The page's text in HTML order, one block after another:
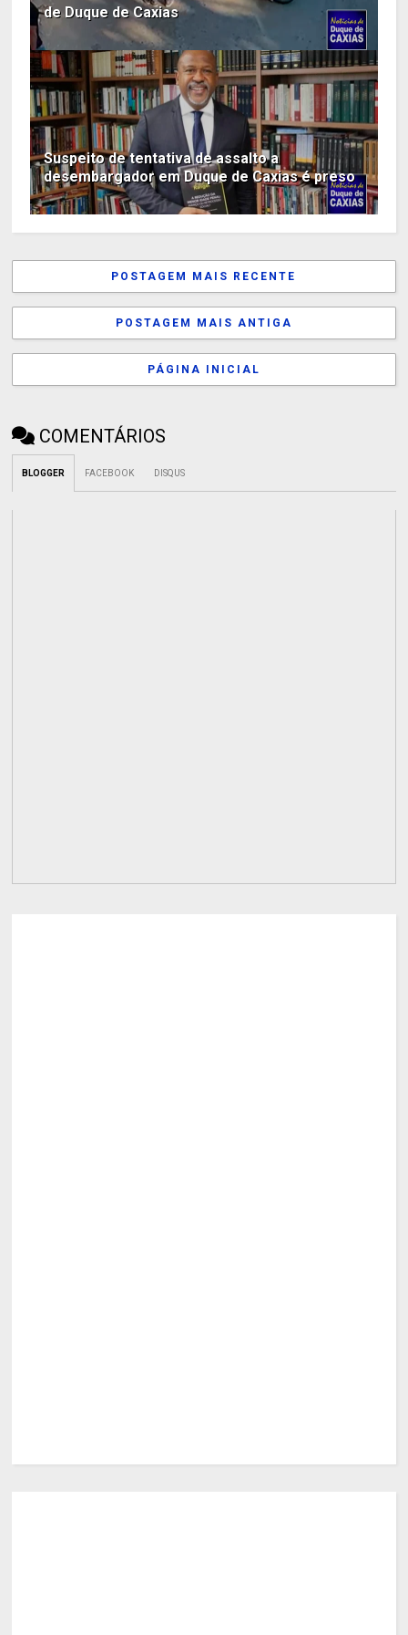
de Duque de Caxias
Suspeito de tentativa de assalto a
desembargador em Duque de Caxias é preso
POSTAGEM MAIS RECENTE
POSTAGEM MAIS ANTIGA
PÁGINA INICIAL
COMENTÁRIOS
BLOGGER FACEBOOK DISQUS